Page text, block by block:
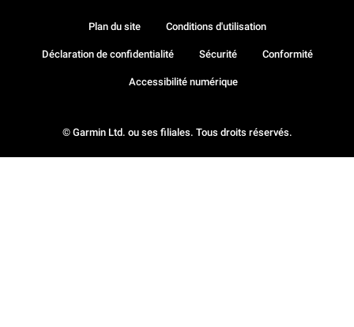
© Garmin Ltd. ou ses filiales. Tous droits réservés.
Plan du site Conditions d'utilisation
Déclaration de confidentialité Sécurité Conformité
Accessibilité numérique